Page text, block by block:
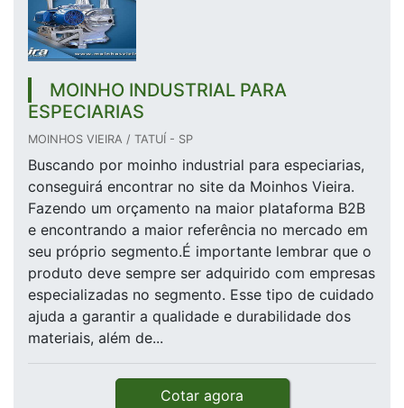
MOINHO INDUSTRIAL PARA
ESPECIARIAS
MOINHOS VIEIRA / TATUÍ - SP
Buscando por moinho industrial para especiarias,
conseguirá encontrar no site da Moinhos Vieira.
Fazendo um orçamento na maior plataforma B2B
e encontrando a maior referência no mercado em
seu próprio segmento.É importante lembrar que o
produto deve sempre ser adquirido com empresas
especializadas no segmento. Esse tipo de cuidado
ajuda a garantir a qualidade e durabilidade dos
materiais, além de...
Cotar agora